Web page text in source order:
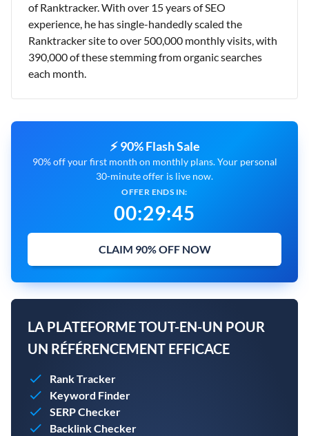
of Ranktracker. With over 15 years of SEO
experience, he has single-handedly scaled the
Ranktracker site to over 500,000 monthly visits, with
390,000 of these stemming from organic searches
each month.
⚡ 90% Flash Sale
90% off your first month on monthly plans. Your personal
30-minute offer is live now.
OFFER ENDS IN:
00:29:43
CLAIM 90% OFF NOW
LA PLATEFORME TOUT-EN-UN POUR
UN RÉFÉRENCEMENT EFFICACE
Rank Tracker
Keyword Finder
SERP Checker
Backlink Checker